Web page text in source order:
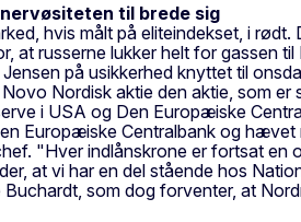
til brede sig
hvis målt på eliteindekset, i
at russerne lukker helt for gassen
på usikkerhed knyttet til
Nordisk aktie den aktie, som
i USA og Den Europæiske
Europæiske Centralbank og
"Hver indlånskrone er fortsat
at vi har en del stående hos
som dog forventer, at